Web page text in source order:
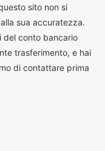
sito non si
sua accuratezza.
del conto bancario
trasferimento, e hai
di contattare prima